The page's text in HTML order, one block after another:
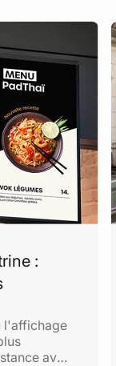
:
l'affichage
avec